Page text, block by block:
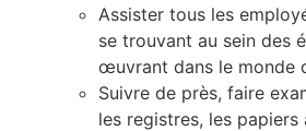
Assister tous les
se trouvant au sein des
œuvrant dans le monde
Suivre de près, faire
les registres, les